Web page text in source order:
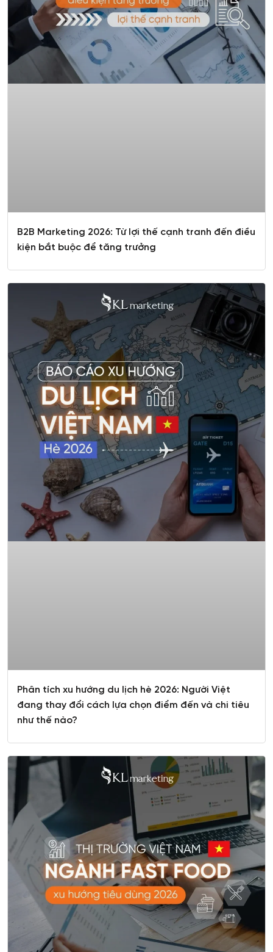
B2B Marketing 2026: Từ lợi thế cạnh tranh đến điều
kiện bắt buộc để tăng trưởng
Phân tích xu hướng du lịch hè 2026: Người Việt
đang thay đổi cách lựa chọn điểm đến và chi tiêu
như thế nào?